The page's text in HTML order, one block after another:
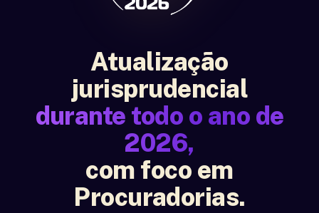
Atualização
jurisprudencial
durante todo o ano de
2026,
com foco em
Procuradorias.